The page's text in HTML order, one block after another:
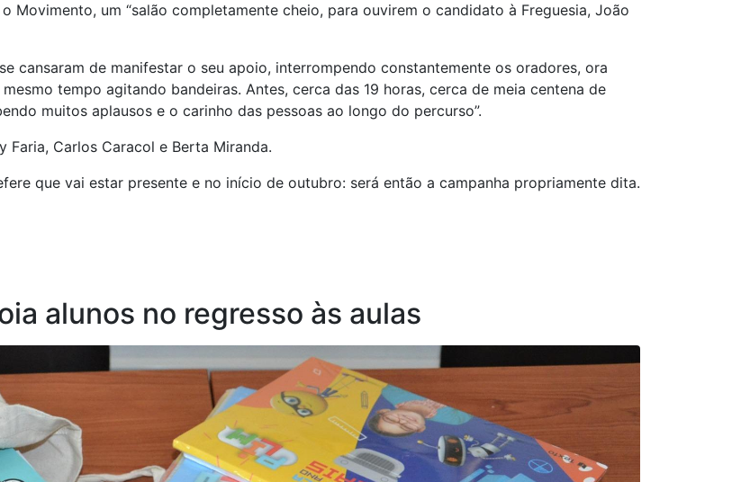
Movimento, um “salão completamente cheio, para ouvirem o candidato à Freguesia, João
cansaram de manifestar o seu apoio, interrompendo constantemente os oradores, ora
tempo agitando bandeiras. Antes, cerca das 19 horas, cerca de meia centena de
muitos aplausos e o carinho das pessoas ao longo do percurso”.
Carlos Caracol e Berta Miranda.
que vai estar presente e no início de outubro: será então a campanha propriamente dita.
alunos no regresso às aulas